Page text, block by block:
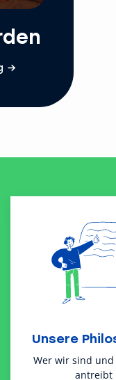
Unsere
Wer wir sind und
antreibt